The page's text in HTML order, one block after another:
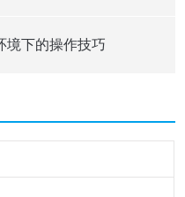
境下的操作技巧